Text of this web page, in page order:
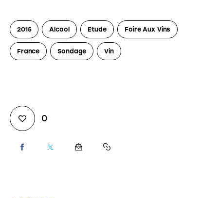
2015 Alcool Etude Foire Aux Vins
France Sondage Vin
0